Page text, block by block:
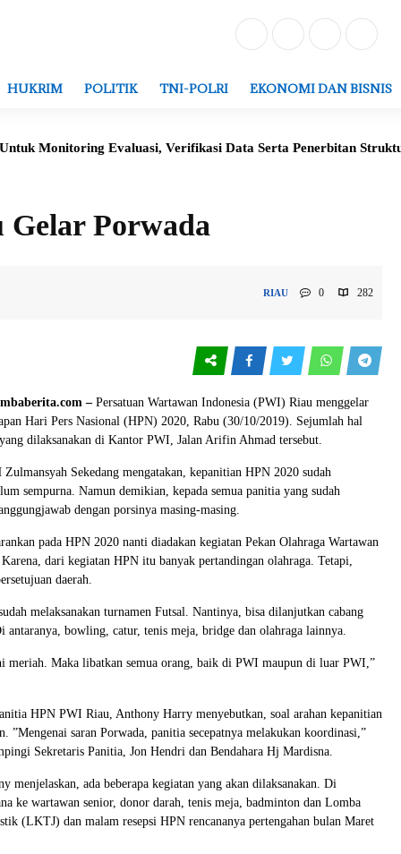
HUKRIM POLITIK TNI-POLRI EKONOMI DAN BISNIS
Evaluasi, Verifikasi Data Serta Penerbitan Struktur
Gelar Porwada
RIAU 0 282
– Persatuan Wartawan Indonesia (PWI) Riau menggelar
Hari Pers Nasional (HPN) 2020, Rabu (30/10/2019). Sejumlah hal
dilaksanakan di Kantor PWI, Jalan Arifin Ahmad tersebut.
Sekedang mengatakan, kepanitian HPN 2020 sudah
sempurna. Namun demikian, kepada semua panitia yang sudah
dengan porsinya masing-masing.
pada HPN 2020 nanti diadakan kegiatan Pekan Olahraga Wartawan
dari kegiatan HPN itu banyak pertandingan olahraga. Tetapi,
daerah.
melaksanakan turnamen Futsal. Nantinya, bisa dilanjutkan cabang
antaranya, bowling, catur, tenis meja, bridge dan olahraga lainnya.
meriah. Maka libatkan semua orang, baik di PWI maupun di luar PWI,”
HPN PWI Riau, Anthony Harry menyebutkan, soal arahan kepanitian
”Mengenai saran Porwada, panitia secepatnya melakukan koordinasi,”
Sekretaris Panitia, Jon Hendri dan Bendahara Hj Mardisna.
menjelaskan, ada beberapa kegiatan yang akan dilaksanakan. Di
ke wartawan senior, donor darah, tenis meja, badminton dan Lomba
(LKTJ) dan malam resepsi HPN rencananya pertengahan bulan Maret